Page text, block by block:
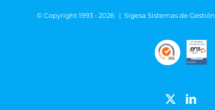
© Copyright 1993 -2026 | Sigesa Sistemas de